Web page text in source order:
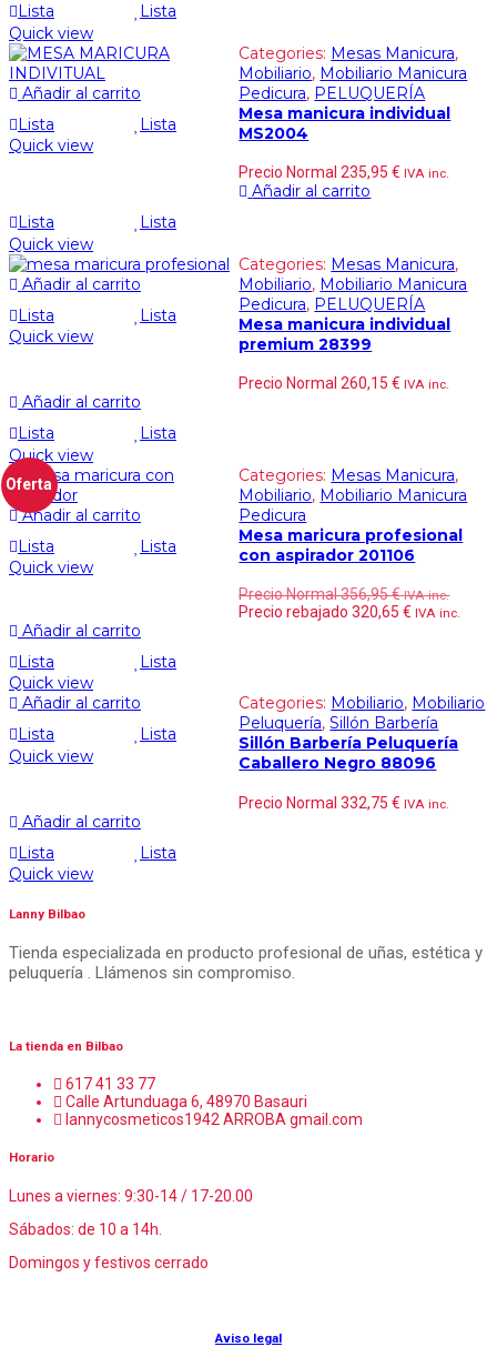
Lista
Lista
Quick view
Añadir al carrito
Lista
Lista
Quick view
Categories: Mesas Manicura,
Mobiliario, Mobiliario Manicura
Pedicura, PELUQUERÍA
Mesa manicura individual
MS2004
Precio Normal235,95€ IVA inc.
Añadir al carrito
Lista
Lista
Quick view
Añadir al carrito
Lista
Lista
Quick view
Categories: Mesas Manicura,
Mobiliario, Mobiliario Manicura
Pedicura, PELUQUERÍA
Mesa manicura individual
premium 28399
Precio Normal260,15€ IVA inc.
Añadir al carrito
Lista
Lista
Quick view
Oferta
Añadir al carrito
Lista
Lista
Quick view
Categories: Mesas Manicura,
Mobiliario, Mobiliario Manicura
Pedicura
Mesa maricura profesional
con aspirador 201106
Precio Normal356,95€ IVA inc.
Precio rebajado320,65€ IVA inc.
Añadir al carrito
Lista
Lista
Quick view
Añadir al carrito
Lista
Lista
Quick view
Categories: Mobiliario, Mobiliario
Peluquería,Sillón Barbería
Sillón Barbería Peluquería
Caballero Negro 88096
Precio Normal332,75€ IVA inc.
Añadir al carrito
Lista
Lista
Quick view
Lanny Bilbao
Tienda especializada en producto profesional de uñas, estética y
peluquería . Llámenos sin compromiso.
La tienda en Bilbao
617 41 33 77
Calle Artunduaga 6, 48970 Basauri
lannycosmeticos1942 ARROBA gmail.com
Horario
Lunes a viernes: 9:30-14 / 17-20.00
Sábados: de 10 a 14h.
Domingos y festivos cerrado
Aviso legal